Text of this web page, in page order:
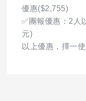
優惠($2,755)
✅團報優惠：2人
元)
以上優惠，擇一使